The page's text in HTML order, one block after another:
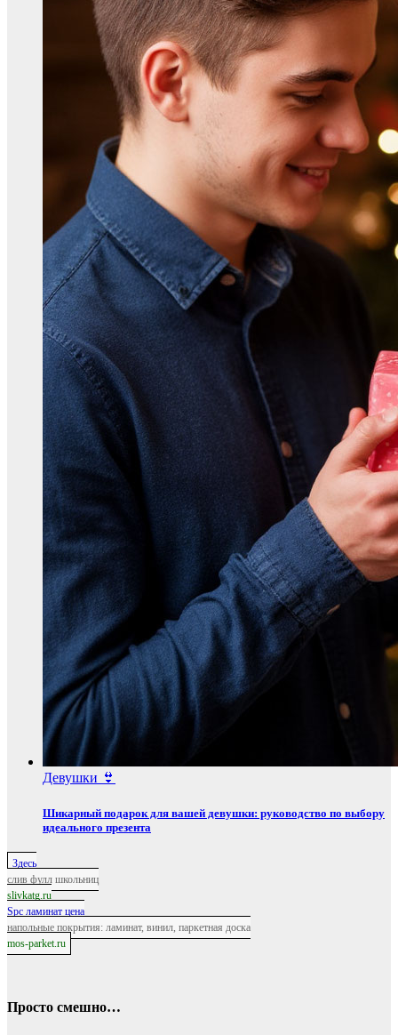
Девушки 👙
Шикарный подарок для вашей девушки: руководство по выбору
идеального презента
Здесь
слив фулл школьниц
slivkatg.ru
Spc ламинат цена
напольные покрытия: ламинат, винил, паркетная доска
mos-parket.ru
Просто смешно…